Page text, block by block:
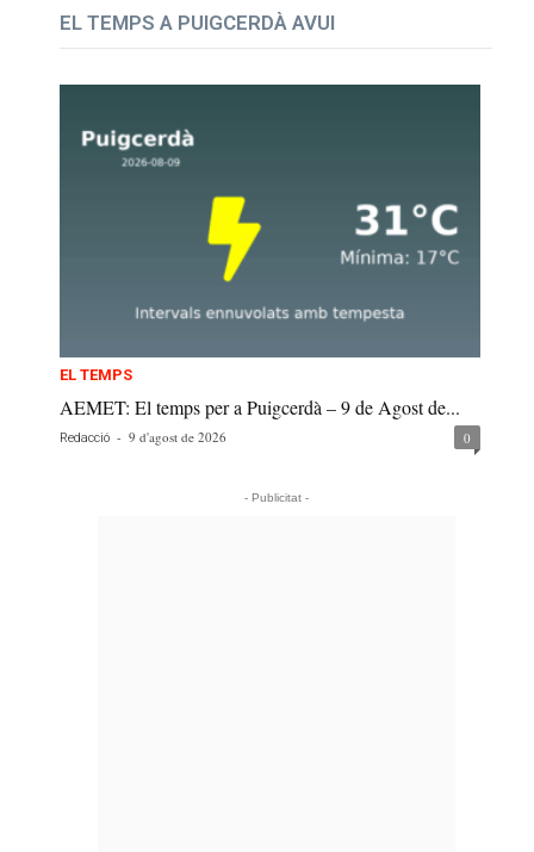
EL TEMPS A PUIGCERDÀ AVUI
EL TEMPS
AEMET: El temps per a Puigcerdà – 9 de Agost de...
Redacció - 9 d'agost de 2026 0
- Publicitat -